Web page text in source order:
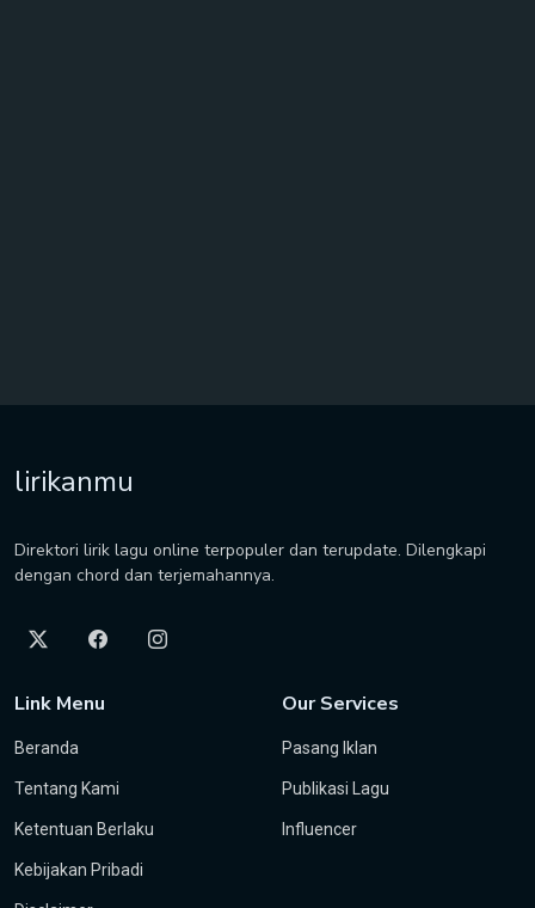
lirikanmu
Direktori lirik lagu online terpopuler dan terupdate. Dilengkapi
dengan chord dan terjemahannya.
Link Menu
Beranda
Tentang Kami
Ketentuan Berlaku
Kebijakan Pribadi
Our Services
Pasang Iklan
Publikasi Lagu
Influencer